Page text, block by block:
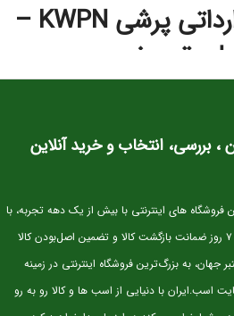
🐎 اسب دوسَر وارداتی پرشی KWPN –
| نسل‌برتر مخصوص
باپتانسیل قهرمانی در پرش
هستند. KWPN
هوش و تعادل فوق‌العاده‌ای نشان می‌دهند.
پایه
، بررسی، انتخاب و خرید آنلاین
های اینترنتی با بیش از یک دهه تجربه، با
پایبندی به سه اصل، پرداخت در محل، ۷ روز ضمانت بازگشت کالا و تضمین اصل‌بودن کالا
جهان، به بزرگ‌ترین فروشگاه اینترنتی در زمینه
با دنیایی از اسب ها و کالا رو به رو